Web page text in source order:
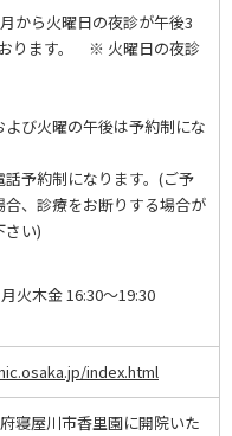
から火曜日の夜診が午後3
ります。 ※ 火曜日の夜診
び火曜の午後は予約制にな
予約制になります。(ご予
、診療をお断りする場合が
さい)
火木金 16:30～19:30
index.html
寝屋川市香里園に開院いた